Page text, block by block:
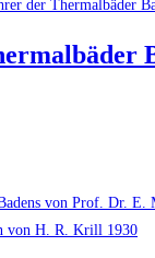
von Prof. Dr. E.